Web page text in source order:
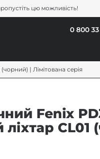
цю можливість!
0 800 33
| Лімітована серія
Fenix
CL01